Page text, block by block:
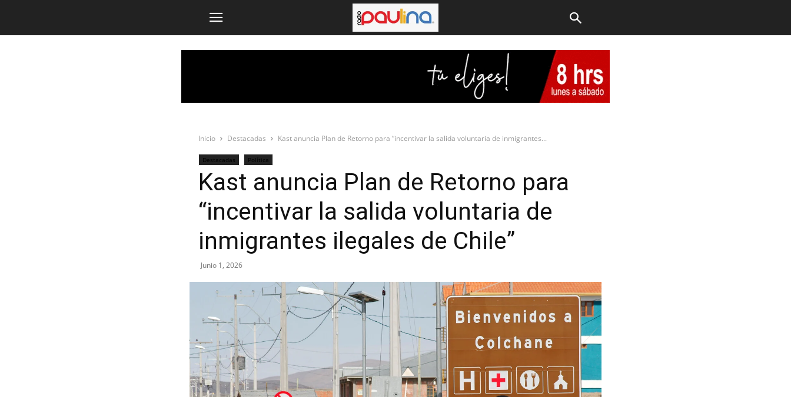
Inicio Destacadas Kast anuncia Plan de Retorno para “incentivar la salida voluntaria de inmigrantes...
Destacadas Política
Kast anuncia Plan de Retorno para
“incentivar la salida voluntaria de
inmigrantes ilegales de Chile”
Junio 1, 2026